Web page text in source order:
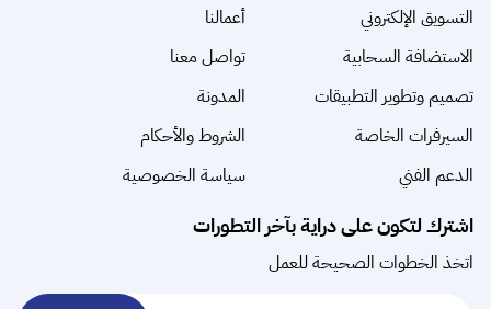
التسويق الإلكتروني
الاستضافة السحابية
تصميم وتطوير التطبيقات
السيرفرات الخاصة
الدعم الفني
أعمالنا
تواصل معنا
المدونة
الشروط والأحكام
سياسة الخصوصية
اشترك لتكون على دراية بآخر التطورات
اتخذ الخطوات الصحيحة للعمل